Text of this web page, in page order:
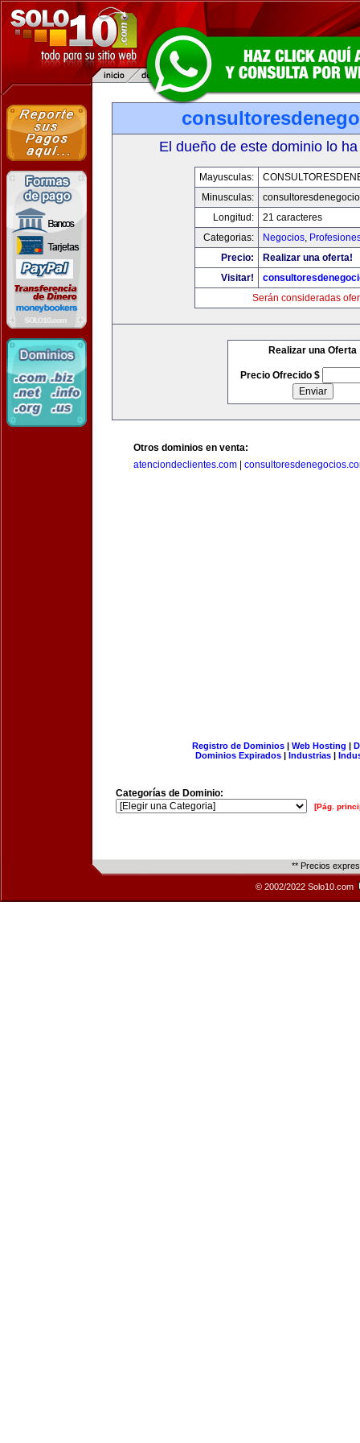
El dueño de este dominio lo
Mayusculas:
Minusculas:
Longitud:
21 caracteres
Categorias:
Negocios,
Precio:
Realizar una oferta!
Visitar!
Serán consideradas
Realizar una Oferta
Precio Ofrecido $
Otros dominios en venta:
atenciondeclientes.com
Registro de Dominios| Web Hosting |
Dominios Expirados | Industrias |
Categorías de Dominio:
[Pág.
** Precios
© 2002/2022 Solo10.com